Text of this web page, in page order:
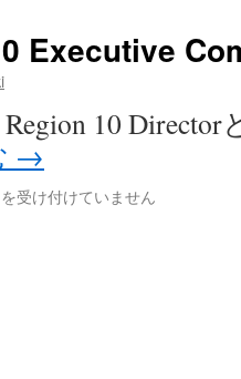
Executive
10
→
受け付けていません